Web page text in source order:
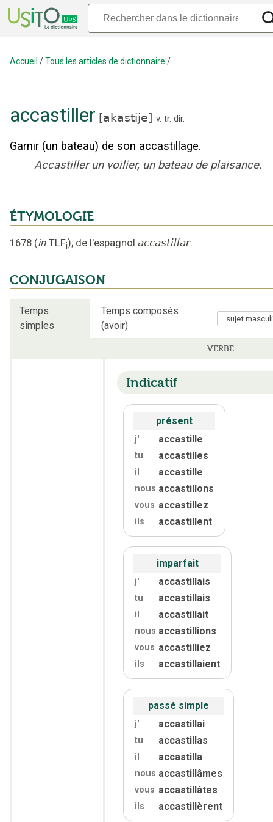
Accueil /Tous les articles de dictionnaire /
accastiller [akastije] v. tr. dir.
Garnir (un bateau) de son accastillage.
Accastiller un voilier, un bateau de plaisance.
ÉTYMOLOGIE
1678 (in TLFi); de l'espagnol accastillar.
CONJUGAISON
Temps
simples
Temps composés
(avoir)
VERBE
Indicatif
présent
j' accastille
tu accastilles
il accastille
nous accastillons
vous accastillez
ils accastillent
imparfait
j' accastillais
tu accastillais
il accastillait
nous accastillions
vous accastilliez
ils accastillaient
passé simple
j' accastillai
tu accastillas
il accastilla
nous accastillâmes
vous accastillâtes
ils accastillèrent